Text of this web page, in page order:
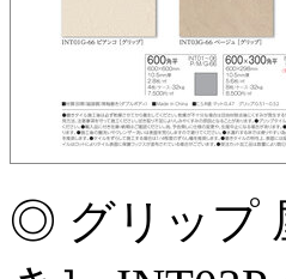
◎ グリップ